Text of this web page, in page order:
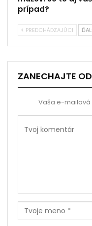
prípad?
PREDCHÁDZAJÚCI
ZANECHAJTE
Vaša e-